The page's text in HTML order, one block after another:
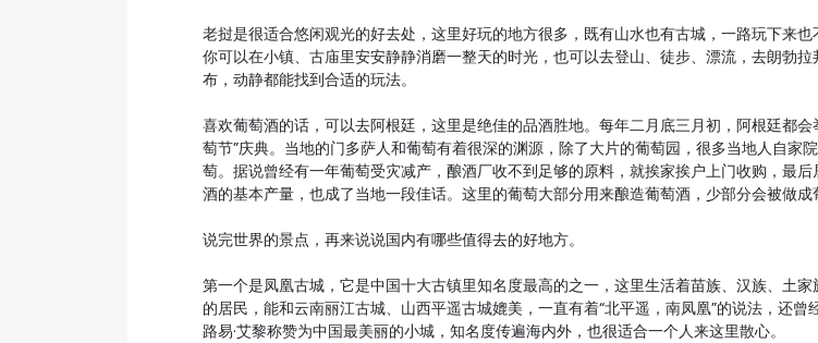
老挝是很适合悠闲观光的好去处，这里好玩的地方很多，既有山水也有古城，一路玩下来也
你可以在小镇、古庙里安安静静消磨一整天的时光，也可以去登山、徒步、漂流，去朗勃拉
布，动静都能找到合适的玩法。
喜欢葡萄酒的话，可以去阿根廷，这里是绝佳的品酒胜地。每年二月底三月初，阿根廷都会
萄节”庆典。当地的门多萨人和葡萄有着很深的渊源，除了大片的葡萄园，很多当地人自家
萄。据说曾经有一年葡萄受灾减产，酿酒厂收不到足够的原料，就挨家挨户上门收购，最
酒的基本产量，也成了当地一段佳话。这里的葡萄大部分用来酿造葡萄酒，少部分会被做成
说完世界的景点，再来说说国内有哪些值得去的好地方。
第一个是凤凰古城，它是中国十大古镇里知名度最高的之一，这里生活着苗族、汉族、土
的居民，能和云南丽江古城、山西平遥古城媲美，一直有着“北平遥，南凤凰”的说法，还曾
路易·艾黎称赞为中国最美丽的小城，知名度传遍海内外，也很适合一个人来这里散心。